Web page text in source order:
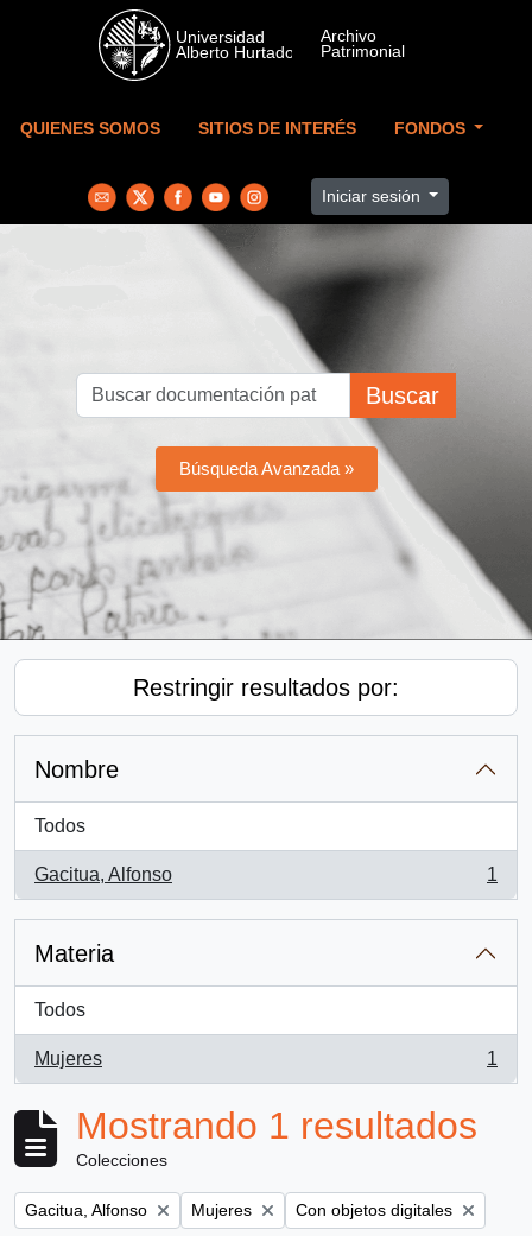
Skip to main content
QUIENES SOMOS SITIOS DE INTERÉS FONDOS
Iniciar sesión
Buscar
Búsqueda Avanzada »
Restringir resultados por:
Nombre
Todos
Gacitua, Alfonso
, 1 resultados
1
Materia
Todos
Mujeres
, 1 resultados
1
Mostrando 1 resultados
Colecciones
Remove filter:
Gacitua, Alfonso Remove filter:
Mujeres Remove filter:
Con objetos digitales